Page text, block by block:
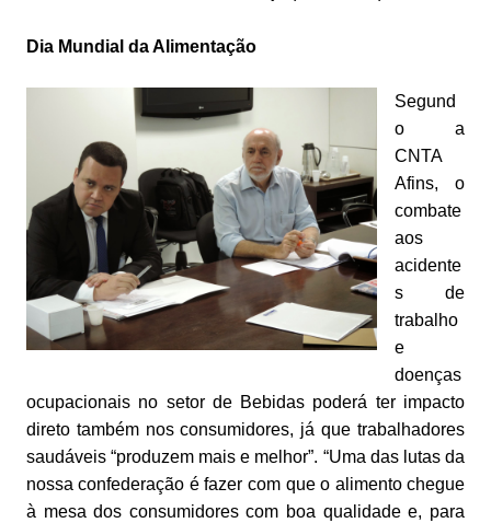
Dia Mundial da Alimentação
Segund
o a
CNTA
Afins, o
combate
aos
acidente
s de
trabalho
e
doenças
ocupacionais no setor de Bebidas poderá ter impacto
direto também nos consumidores, já que trabalhadores
saudáveis “produzem mais e melhor”. “Uma das lutas da
nossa confederação é fazer com que o alimento chegue
à mesa dos consumidores com boa qualidade e, para